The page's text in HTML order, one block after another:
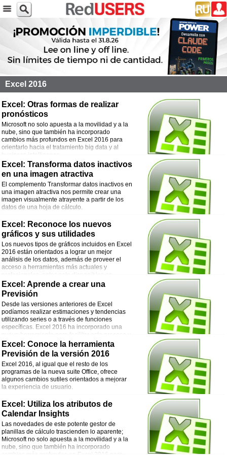
Excel 2016
Excel: Otras formas de realizar
pronósticos
Microsoft no solo apuesta a la movilidad y a la
nube, sino que también ha incorporado
cambios más profundos en Excel 2016 para
orientarlo hacia el tratamiento big data y al
business intelligence.
Excel: Transforma datos inactivos
en una imagen atractiva
El complemento Transformar datos inactivos en
una imagen atractiva nos permite crear una
imagen visualmente atrayente a partir de los
datos de una hoja de cálculo.
Excel: Reconoce los nuevos
gráficos y sus utilidades
Los nuevos tipos de gráficos incluidos en Excel
2016 están orientados a lograr un mejor
análisis de los datos, además de proveer el
acceso a herramientas más actuales y
profesionales, antes solo disponibles en
software especializado.
Excel: Aprende a crear una
Previsión
Desde las versiones anteriores de Excel
podíamos realizar estimaciones y tendencias
utilizando series o a través de funciones
específicas. Excel 2016 ha incorporado una
nueva herramienta para facilitar este proceso y
realizar mejores proyecciones a partir de datos históricos.
Excel: Conoce la herramienta
Previsión de la versión 2016
Excel 2016, al igual que el resto de los
programas de la nueva suite Office, ofrece
algunos cambios sutiles orientados a mejorar
la experiencia de usuario.
Excel: Utiliza los atributos de
Calendar Insights
Las novedades de este potente gestor de
planillas de cálculo trascienden lo aparente;
Microsoft no solo apuesta a la movilidad y a la
nube, sino que también ha incorporado